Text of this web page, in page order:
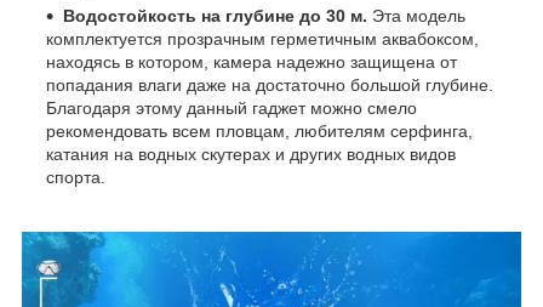
Водостойкость на глубине до 30 м. Эта модель
комплектуется прозрачным герметичным аквабоксом,
находясь в котором, камера надежно защищена от
попадания влаги даже на достаточно большой глубине.
Благодаря этому данный гаджет можно смело
рекомендовать всем пловцам, любителям серфинга,
катания на водных скутерах и других водных видов
спорта.